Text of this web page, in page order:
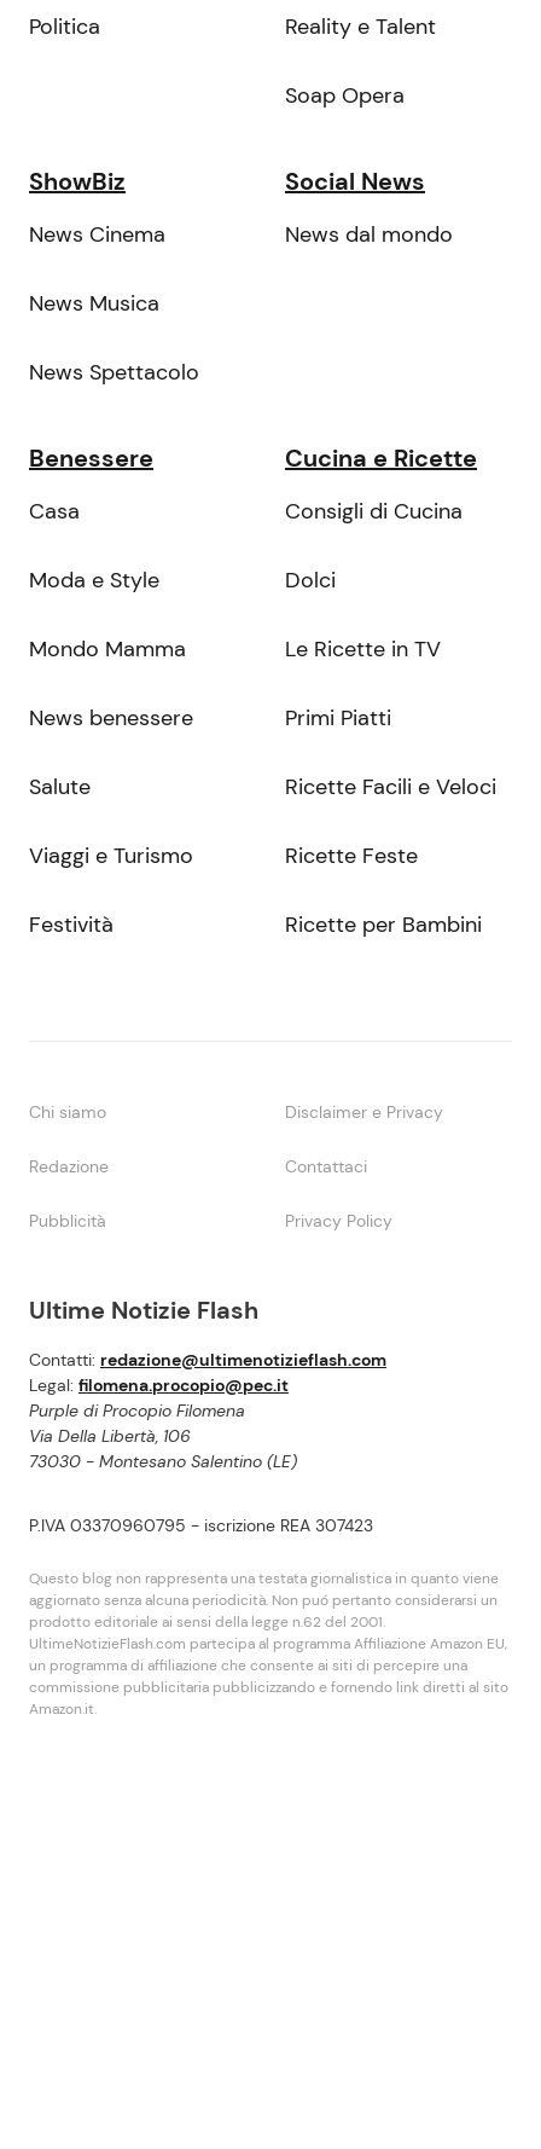
Ultime Notizie Flash
Contatti: redazione@ultimenotizieflash.com
Legal: filomena.procopio@pec.it
Purple di Procopio Filomena
Via Della Libertà, 106
73030 - Montesano Salentino (LE)
P.IVA 03370960795 - iscrizione REA 307423
Questo blog non rappresenta una testata giornalistica in quanto viene
aggiornato senza alcuna periodicità. Non puó pertanto considerarsi un
prodotto editoriale ai sensi della legge n.62 del 2001.
UltimeNotizieFlash.com partecipa al programma Affiliazione Amazon EU,
un programma di affiliazione che consente ai siti di percepire una
commissione pubblicitaria pubblicizzando e fornendo link diretti al sito
Amazon.it.
Politica Reality e Talent
Soap Opera
ShowBiz
News Cinema
News Musica
News Spettacolo
Social News
News dal mondo
Benessere
Casa
Moda e Style
Mondo Mamma
News benessere
Salute
Viaggi e Turismo
Festività
Cucina e Ricette
Consigli di Cucina
Dolci
Le Ricette in TV
Primi Piatti
Ricette Facili e Veloci
Ricette Feste
Ricette per Bambini
Chi siamo Disclaimer e Privacy
Redazione Contattaci
Pubblicità Privacy Policy